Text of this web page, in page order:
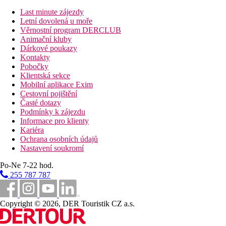
Fotogalerie
Last minute zájezdy
Letní dovolená u moře
Věrnostní program DERCLUB
Animační kluby
Dárkové poukazy
Kontakty
Pobočky
Klientská sekce
Mobilní aplikace Exim
Cestovní pojištění
Časté dotazy
Podmínky k zájezdu
Informace pro klienty
Kariéra
Ochrana osobních údajů
Nastavení soukromí
Po-Ne 7-22 hod.
255 787 787
Copyright © 2026, DER Touristik CZ a.s.